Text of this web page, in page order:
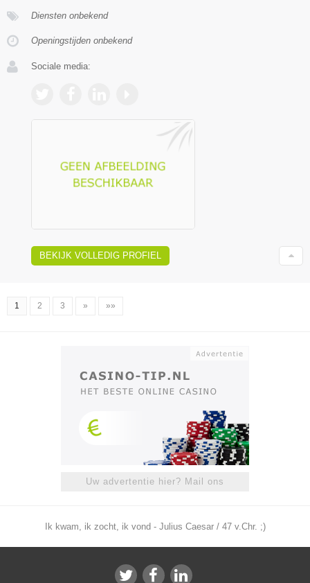
Diensten onbekend
Openingstijden onbekend
Sociale media:
BEKIJK VOLLEDIG PROFIEL
1 2 3 » »»
Uw advertentie hier? Mail ons
Ik kwam, ik zocht, ik vond - Julius Caesar / 47 v.Chr. ;)